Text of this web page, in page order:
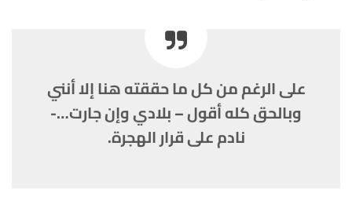
على الرغم من كل ما حققته هنا إلا أنني
وبالحق كله أقول – بلادي وإن جارت…-
نادم على قرار الهجرة.